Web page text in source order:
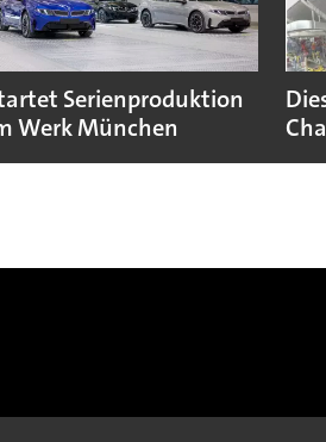
Serienproduktion
Werk München